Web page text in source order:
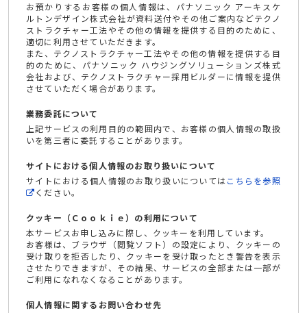
お預かりするお客様の個人情報は、パナソニック アーキスケ
ルトンデザイン株式会社が資料送付やその他ご案内などテクノ
ストラクチャー工法やその他の情報を提供する目的のために、
適切に利用させていただきます。
また、テクノストラクチャー工法やその他の情報を提供する目
的のために、パナソニック ハウジングソリューションズ株式
会社および、テクノストラクチャー採用ビルダーに情報を提供
させていただく場合があります。
業務委託について
上記サービスの利用目的の範囲内で、お客様の個人情報の取扱
いを第三者に委託することがあります。
サイトにおける個人情報のお取り扱いについて
サイトにおける個人情報のお取り扱いについてはこちらを参照
ください。
クッキー（Ｃｏｏｋｉｅ）の利用について
本サービスお申し込みに際し、クッキーを利用しています。
お客様は、ブラウザ（閲覧ソフト）の設定により、クッキーの
受け取りを拒否したり、クッキーを受け取ったとき警告を表示
させたりできますが、その結果、サービスの全部または一部が
ご利用になれなくなることがあります。
個人情報に関するお問い合わせ先